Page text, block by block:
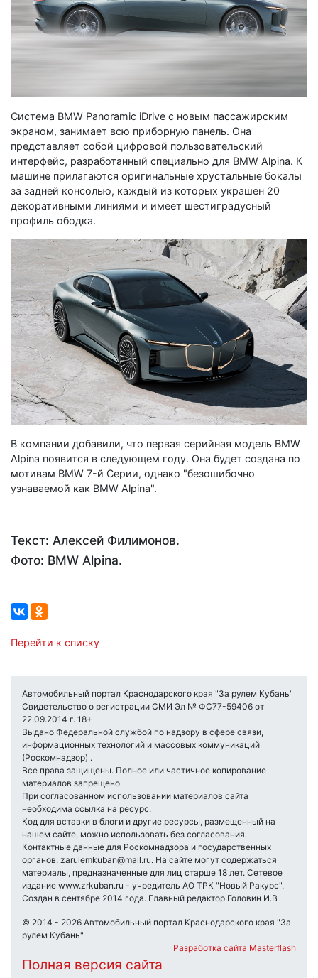
Система BMW Panoramic iDrive с новым пассажирским
экраном, занимает всю приборную панель. Она
представляет собой цифровой пользовательский
интерфейс, разработанный специально для BMW Alpina. К
машине прилагаются оригинальные хрустальные бокалы
за задней консолью, каждый из которых украшен 20
декоративными линиями и имеет шестиградусный
профиль ободка.
В компании добавили, что первая серийная модель BMW
Alpina появится в следующем году. Она будет создана по
мотивам BMW 7-й Серии, однако "безошибочно
узнаваемой как BMW Alpina".
Текст: Алексей Филимонов.
Фото: BMW Alpina.
Перейти к списку
Автомобильный портал Краснодарского края "За рулем Кубань"
Свидетельство о регистрации СМИ Эл № ФС77-59406 от
22.09.2014 г. 18+
Выдано Федеральной службой по надзору в сфере связи,
информационных технологий и массовых коммуникаций
(Роскомнадзор) .
Все права защищены. Полное или частичное копирование
материалов запрещено.
При согласованном использовании материалов сайта
необходима ссылка на ресурс.
Код для вставки в блоги и другие ресурсы, размещенный на
нашем сайте, можно использовать без согласования.
Контактные данные для Роскомнадзора и государственных
органов: zarulemkuban@mail.ru. На сайте могут содержаться
материалы, предназначенные для лиц старше 18 лет. Сетевое
издание www.zrkuban.ru - учредитель АО ТРК "Новый Ракурс".
Создан в сентябре 2014 года. Главный редактор Головин И.В
© 2014 - 2026 Автомобильный портал Краснодарского края "За
рулем Кубань"
Разработка сайта Masterflash
Полная версия сайта